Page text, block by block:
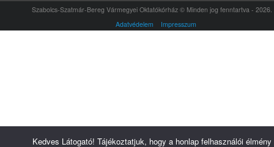
Szabolcs-Szatmár-Bereg Vármegyei Oktatókórház © Minden jog fenntartva - 2026.
Adatvédelem
Impresszum
Kedves Látogató! Tájékoztatjuk, hogy a honlap felhasználói élmény